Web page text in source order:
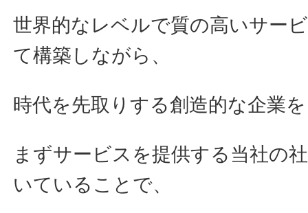
世界的なレベルで質の高いサー
て構築しながら、
時代を先取りする創造的な企業
まずサービスを提供する当社の
いていることで、